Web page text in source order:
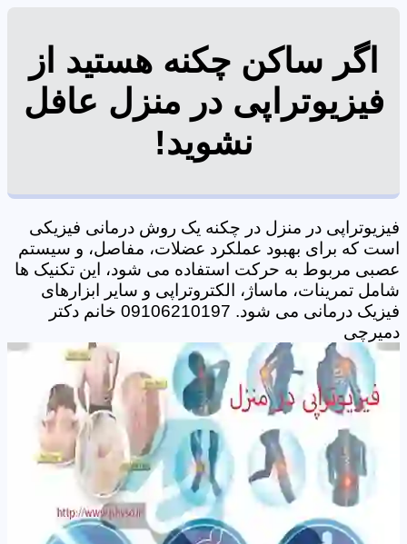
اگر ساکن چکنه هستید از
فیزیوتراپی در منزل عافل
نشوید!
فیزیوتراپی در منزل در چکنه یک روش درمانی فیزیکی
است که برای بهبود عملکرد عضلات، مفاصل، و سیستم
عصبی مربوط به حرکت استفاده می شود، این تکنیک ها
شامل تمرینات، ماساژ، الکتروتراپی و سایر ابزارهای
فیزیک درمانی می شود. 09106210197 خانم دکتر
دمیرچی